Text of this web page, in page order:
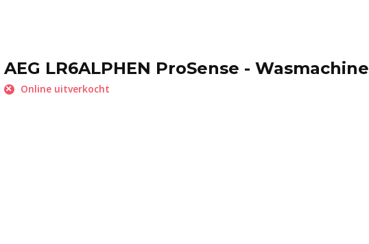
AEG LR6ALPHEN ProSense - Wasmachine
Online uitverkocht